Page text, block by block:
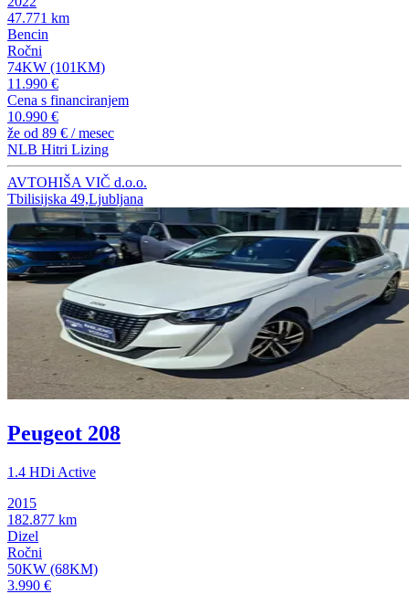
47.771 km
Bencin
Ročni
74KW (101KM)
11.990 €
Cena s financiranjem
10.990 €
že od 89 € / mesec
NLB Hitri Lizing
AVTOHIŠA VIČ d.o.o.
Tbilisijska 49,Ljubljana
Peugeot 208
1.4 HDi Active
2015
182.877 km
Dizel
Ročni
50KW (68KM)
3.990 €